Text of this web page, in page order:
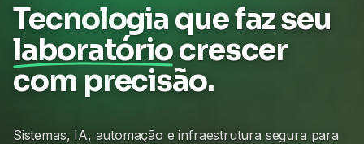
Tecnologia que faz seu
laboratóriocrescer
com precisão.
Sistemas, IA, automação e infraestrutura segura para